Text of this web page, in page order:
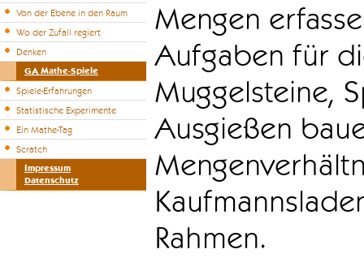
Von der Ebene in den Raum
Wo der Zufall regiert
Denken
GA Mathe-Spiele
Spiele-Erfahrungen
Statistische Experimente
Ein Mathe-Tag
Scratch
Impressum
Datenschutz
Mengen
Aufgaben für
Muggelsteine,
Ausgießen
Rahmen.